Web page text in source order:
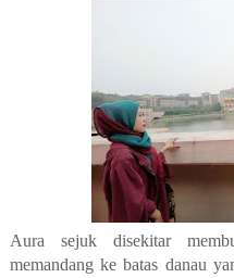
Aura sejuk disekitar
memandang ke batas danau